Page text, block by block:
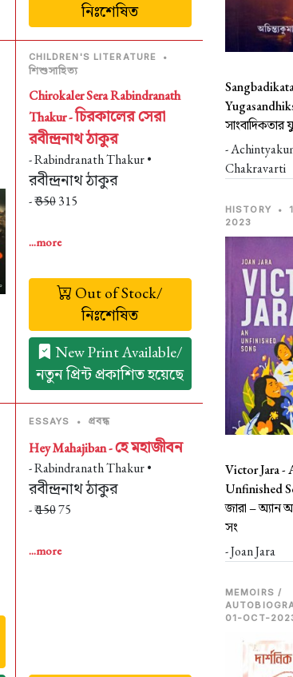
নিঃশেষিত
CHILDREN'S LITERATURE •
শিশুসাহিত্য
Chirokaler Sera Rabindranath
Thakur -চিরকালের সেরা
রবীন্দ্রনাথ ঠাকুর
- Rabindranath Thakur •
রবীন্দ্রনাথ ঠাকুর
- ₹350315
...more
Out of Stock/
নিঃশেষিত
New Print Available/
নতুন প্রিন্ট প্রকাশিত হয়েছে
ESSAYS • প্রবন্ধ
Hey Mahajiban -হে মহাজীবন
- Rabindranath Thakur •
রবীন্দ্রনাথ ঠাকুর
- ₹15075
...more
সাংবাদিকতার
-
Chakravarti
HISTORY •
2023
Victor Jara -
Unfinished
জারা – অ্যান
সং
- Joan Jara
MEMOIRS /
01-OCT-